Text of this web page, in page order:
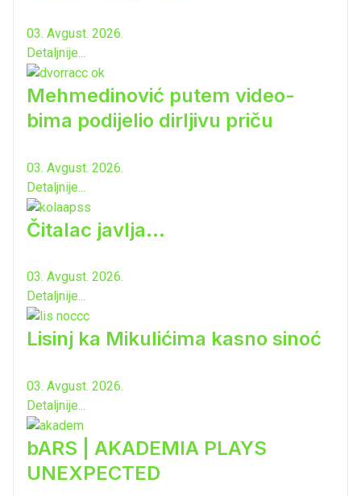
03. Avgust. 2026.
Detaljnije...
Mehmedinović putem video-
bima podijelio dirljivu priču
03. Avgust. 2026.
Detaljnije...
Čitalac javlja...
03. Avgust. 2026.
Detaljnije...
Lisinj ka Mikulićima kasno sinoć
03. Avgust. 2026.
Detaljnije...
bARS | AKADEMIA PLAYS
UNEXPECTED